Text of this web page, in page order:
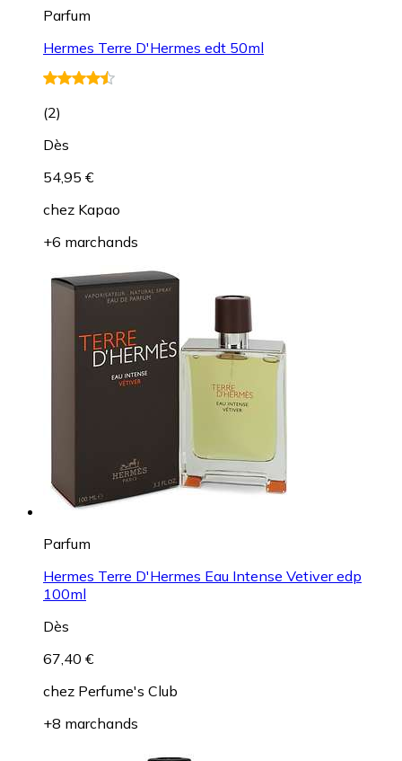
Parfum
Hermes Terre D'Hermes edt 50ml
(2)
Dès
54,95 €
chez Kapao
+6 marchands
Parfum
Hermes Terre D'Hermes Eau Intense Vetiver edp
100ml
Dès
67,40 €
chez Perfume's Club
+8 marchands